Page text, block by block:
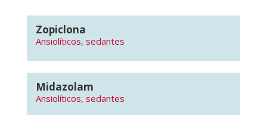
Zopiclona
Ansiolíticos, sedantes
Midazolam
Ansiolíticos, sedantes